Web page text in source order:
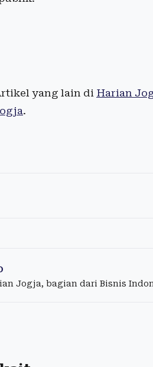
yang lain di Harian
.
Jogja, bagian dari Bisnis